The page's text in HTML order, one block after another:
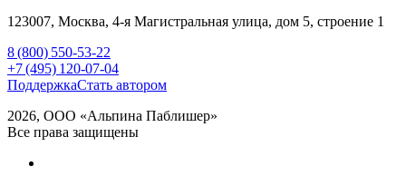
123007, Москва, 4-я Магистральная улица, дом 5, строение 1
8 (800) 550-53-22
+7 (495) 120-07-04
ПоддержкаСтать автором
2026, ООО «Альпина Паблишер»
Все права защищены